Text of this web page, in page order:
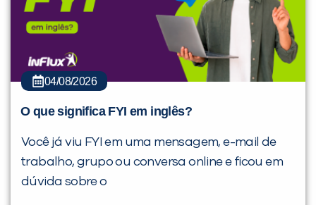
04/08/2026
O que significa FYI em inglês?
Você já viu FYI em uma mensagem, e-mail de
trabalho, grupo ou conversa online e ficou em
dúvida sobre o